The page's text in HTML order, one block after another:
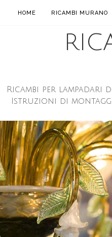
Ricambi per
Istruzioni di
HOME RICAMBI MURANO